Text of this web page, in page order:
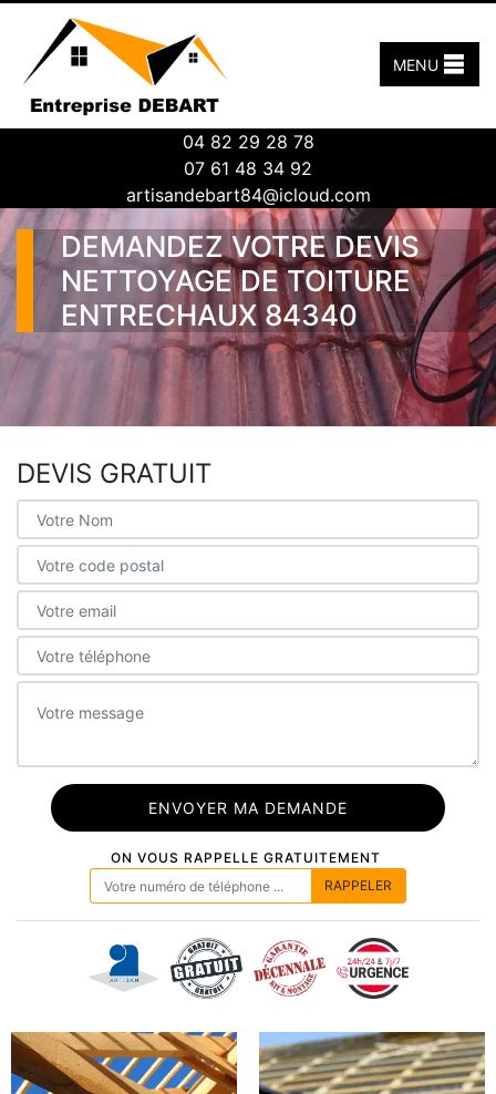
04 82 29 28 78
07 61 48 34 92
artisandebart84@icloud.com
MENU
DEMANDEZ VOTRE DEVIS
NETTOYAGE DE TOITURE
ENTRECHAUX 84340
DEVIS GRATUIT
ON VOUS RAPPELLE GRATUITEMENT